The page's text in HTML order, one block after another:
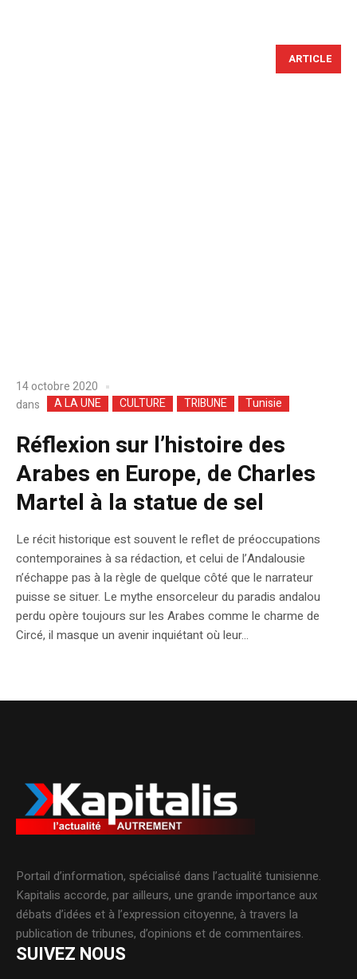
ARTICLE
14 octobre 2020
dans
A LA UNE CULTURE TRIBUNE Tunisie
Réflexion sur l’histoire des
Arabes en Europe, de Charles
Martel à la statue de sel
Le récit historique est souvent le reflet de préoccupations
contemporaines à sa rédaction, et celui de l’Andalousie
n’échappe pas à la règle de quelque côté que le narrateur
puisse se situer. Le mythe ensorceleur du paradis andalou
perdu opère toujours sur les Arabes comme le charme de
Circé, il masque un avenir inquiétant où leur...
Portail d’information, spécialisé dans l’actualité tunisienne.
Kapitalis accorde, par ailleurs, une grande importance aux
débats d’idées et à l’expression citoyenne, à travers la
publication de tribunes, d’opinions et de commentaires.
SUIVEZ NOUS